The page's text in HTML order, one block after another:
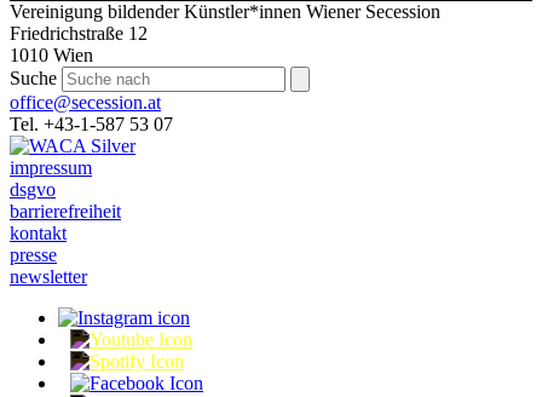
Vereinigung bildender Künstler*innen Wiener Secession
Friedrichstraße 12
1010 Wien
Suche
office@secession.at
Tel. +43-1-587 53 07
impressum
dsgvo
barrierefreiheit
kontakt
presse
newsletter